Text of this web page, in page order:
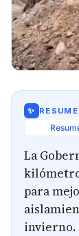
✨
La
para
invierno.